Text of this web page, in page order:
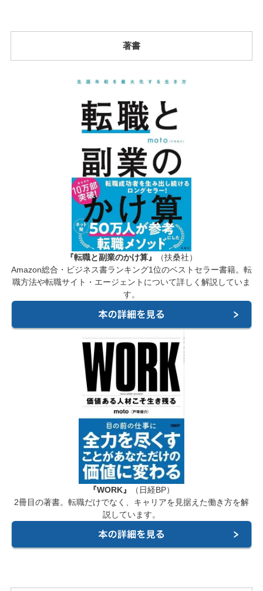
著書
『転職と副業のかけ算』
（扶桑社）
Amazon総合・ビジネス書ランキング1位のベストセラー書籍。転
職方法や転職サイト・エージェントについて詳しく解説していま
す。
『WORK』
（日経BP）
2冊目の著書。転職だけでなく、キャリアを見据えた働き方を解
説しています。